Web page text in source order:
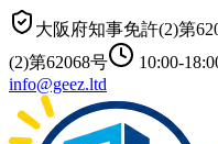
大阪府知事免許(2)第
(2)第62068号
10:00-
info@geez.ltd